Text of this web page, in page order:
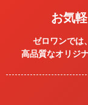
お気
ゼロワンでは
高品質なオリジ